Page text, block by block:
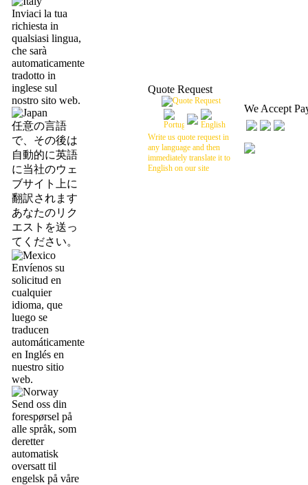
Inviaci la tua
richiesta in
qualsiasi lingua,
che sarà
automaticamente
tradotto in
inglese sul
nostro sito web.
任意の言語
で、その後は
自動的に英語
に当社のウェ
ブサイト上に
翻訳されます
あなたのリク
エストを送っ
てください。
Envíenos su
solicitud en
cualquier
idioma, que
luego se
traducen
automáticamente
en Inglés en
nuestro sitio
web.
Send oss din
forespørsel på
alle språk, som
deretter
automatisk
oversatt til
engelsk på våre
Quote Request
Write us quote request in
any language and then
immediately translate it to
English on our site
We Accept